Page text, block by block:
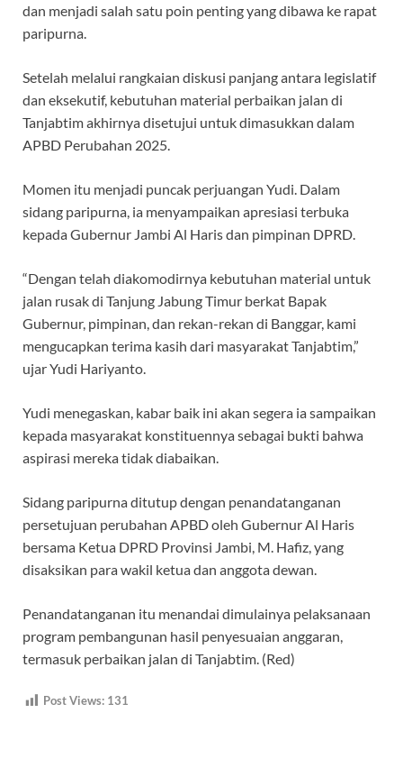
dan menjadi salah satu poin penting yang dibawa ke rapat
paripurna.
Setelah melalui rangkaian diskusi panjang antara legislatif
dan eksekutif, kebutuhan material perbaikan jalan di
Tanjabtim akhirnya disetujui untuk dimasukkan dalam
APBD Perubahan 2025.
Momen itu menjadi puncak perjuangan Yudi. Dalam
sidang paripurna, ia menyampaikan apresiasi terbuka
kepada Gubernur Jambi Al Haris dan pimpinan DPRD.
“Dengan telah diakomodirnya kebutuhan material untuk
jalan rusak di Tanjung Jabung Timur berkat Bapak
Gubernur, pimpinan, dan rekan-rekan di Banggar, kami
mengucapkan terima kasih dari masyarakat Tanjabtim,”
ujar Yudi Hariyanto.
Yudi menegaskan, kabar baik ini akan segera ia sampaikan
kepada masyarakat konstituennya sebagai bukti bahwa
aspirasi mereka tidak diabaikan.
Sidang paripurna ditutup dengan penandatanganan
persetujuan perubahan APBD oleh Gubernur Al Haris
bersama Ketua DPRD Provinsi Jambi, M. Hafiz, yang
disaksikan para wakil ketua dan anggota dewan.
Penandatanganan itu menandai dimulainya pelaksanaan
program pembangunan hasil penyesuaian anggaran,
termasuk perbaikan jalan di Tanjabtim. (Red)
Post Views: 131